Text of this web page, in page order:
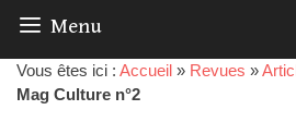
Menu
Vous êtes ici : Accueil » Revues »
Mag Culture n°2